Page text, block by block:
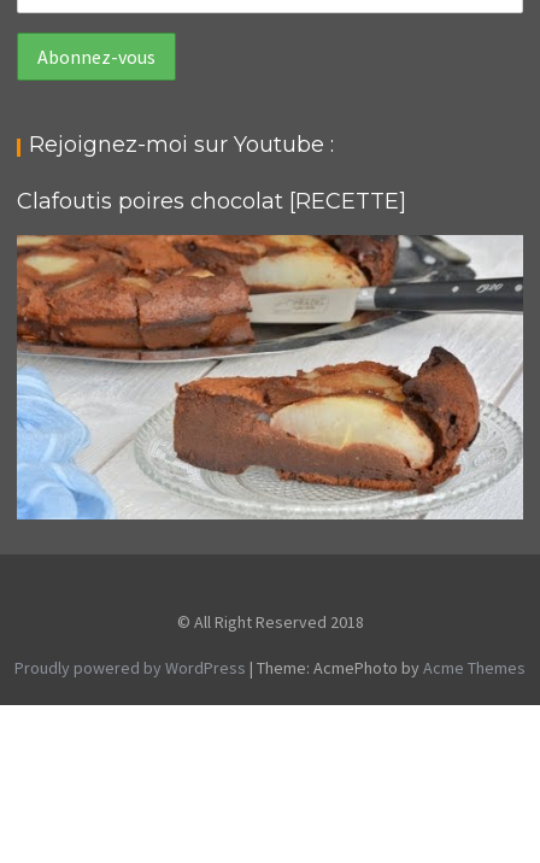
Rejoignez-moi sur Youtube :
Clafoutis poires chocolat [RECETTE]
© All Right Reserved 2018
Proudly powered by WordPress | Theme: AcmePhoto by Acme Themes